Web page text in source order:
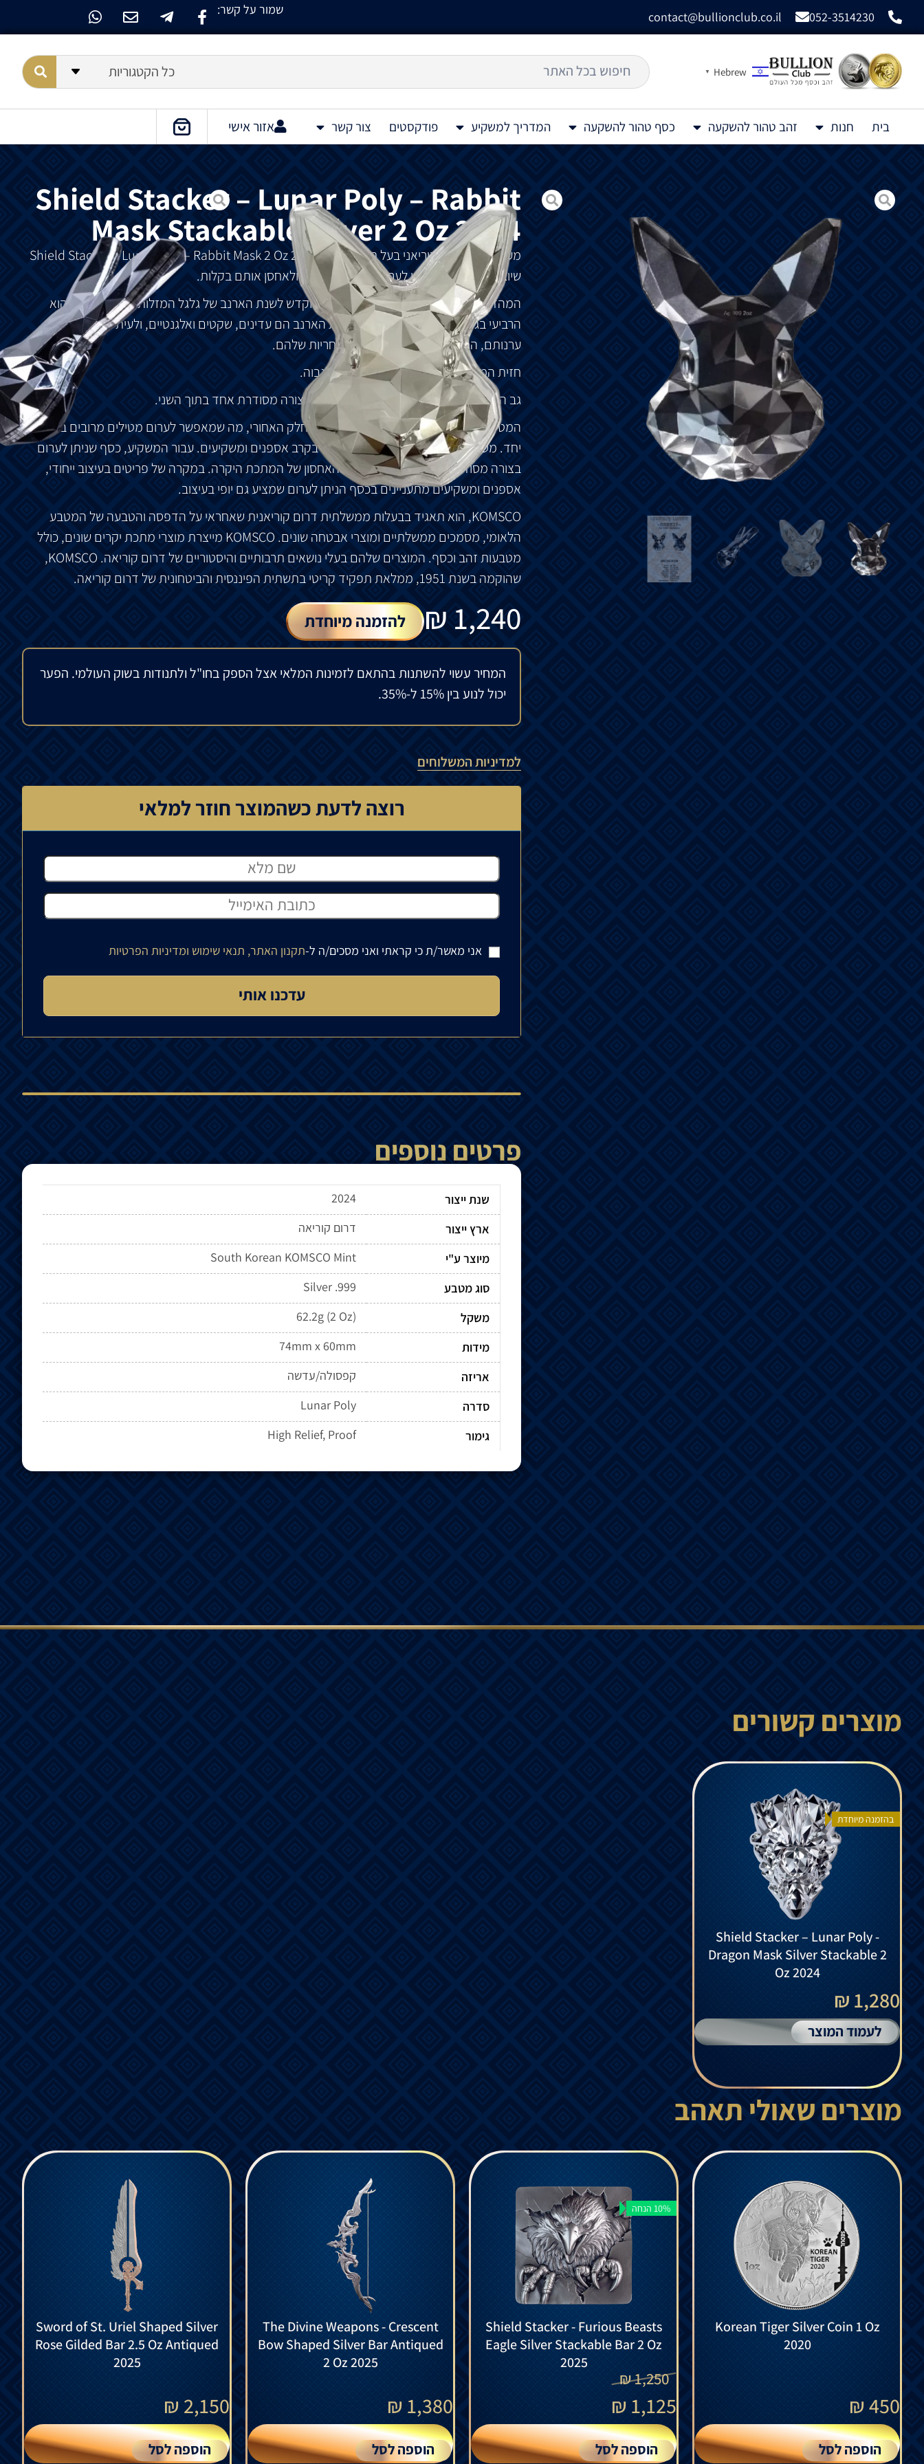
052-3514230
contact@bullionclub.co.il שמור על קשר:
Hebrew
▼ כל הקטגוריות
בית חנות זהב טהור להשקעה כסף טהור להשקעה המדריך למשקיע פודקסטים צור קשר אזור אישי
Shield Stacker – Lunar Poly – Rabbit
Mask Stackable Silver 2 Oz 2024
מערםכסף דרוםקוריאניבעלתבליטגבוהShield Stacker – Lunar Poly – Rabbit Mask 2 Oz 2024
שיוצרבמיוחדכך שניתןלערוםמטילים מרובים ולאחסן אותםבקלות.
המהדורההראשונהבסדרתLunar Poly ומוקדשלשנתהארנבשלגלגלהמזלותהסיני.הארנב הוא
הרביעיבגלגלהמזלות, אלושנולדו בשנתהארנב הםעדינים, שקטים ואלגנטיים, ולעיתיםמזוהיםעל
ערנותם, החשיבה המהירה ותחושתהאחריותשלהם.
חזיתהמטילמציגראשארנבבעלתבליטגבוה.
גב המטיל מעוצב כךשחלקים בצורה מסודרתאחדבתוך השני.
המטילבעלתבליטגבוה בצד הקדמיוקעור בחלק האחורי, מהשמאפשרלערום מטילים מרוביםבבטחה
יחד. מטיליכסף הניתניםלערוםפופולרייםבקרב אספנים ומשקיעים.עבורהמשקיע,כסףשניתןלערום
בצורה מסודרתיחדיומקלעלהקנייהוהאחסון שלהמתכתהיקרה.במקרה שלפריטיםבעיצוב ייחודי,
אספנים ומשקיעיםמתענייניםבכסף הניתןלערום שמציעגם יופיבעיצוב.
KOMSCO, הואתאגידבבעלותממשלתיתדרום קוריאניתשאחראיעלהדפסה והטבעהשלהמטבע
הלאומי, מסמכים ממשלתיים ומוצרי אבטחהשונים. KOMSCO מייצרתמוצרי מתכתיקרים שונים,כולל
מטבעותזהב וכסף. המוצריםשלהםבעלי נושאים תרבותיים והיסטורייםשלדרום קוריאה. KOMSCO,
שהוקמהבשנת ממלאתתפקיד קריטיבתשתיתהפיננסיתוהביטחוניתשלדרום קוריאה.
1,240
₪ להזמנה מיוחדת
המחיר עשוי להשתנות בהתאם לזמינות המלאי אצל הספק בחו"ל ולתנודות בשוק העולמי. הפער
יכול לנוע בין 15% ל-35%.
למדיניות המשלוחים
רוצה לדעת כשהמוצר חוזר למלאי
אני מאשר/ת כי קראתי ואני מסכים/ה ל-תקנון האתר, תנאי שימוש ומדיניות הפרטיות
פרטים נוספים
שנת ייצור
2024
ארץ ייצור
דרום קוריאה
מיוצר ע"י
South Korean KOMSCO Mint
סוג מטבע
Silver .999
משקל
62.2g (2 Oz)
מידות
74mm x 60mm
אריזה
קפסולה/עדשה
סדרה
Lunar Poly
גימור
High Relief, Proof
מוצרים קשורים
בהזמנה מיוחדת
Shield Stacker – Lunar Poly -
Dragon Mask Silver Stackable 2
Oz 2024
1,280 ₪
לעמוד המוצר
מוצרים שאולי תאהב
Korean Tiger Silver Coin 1 Oz
2020
450
₪
הוספה לסל
10% הנחה
Shield Stacker - Furious Beasts
Eagle Silver Stackable Bar 2 Oz
2025
1,250
₪
1,125
₪
הוספה לסל
The Divine Weapons - Crescent
Bow Shaped Silver Bar Antiqued
2 Oz 2025
1,380
₪
הוספה לסל
Sword of St. Uriel Shaped Silver
Rose Gilded Bar 2.5 Oz Antiqued
2025
2,150
₪
הוספה לסל